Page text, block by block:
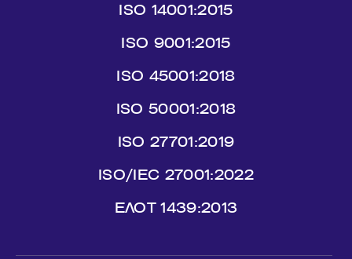
ISO 14001:2015
ISO 9001:2015
ISO 45001:2018
ISO 50001:2018
ISO 27701:2019
ISO/IEC 27001:2022
ΕΛΟΤ 1439:2013